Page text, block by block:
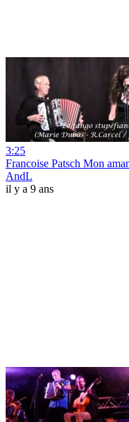
3:25
Francoise Patsch Mon
AndL
il y a 9 ans